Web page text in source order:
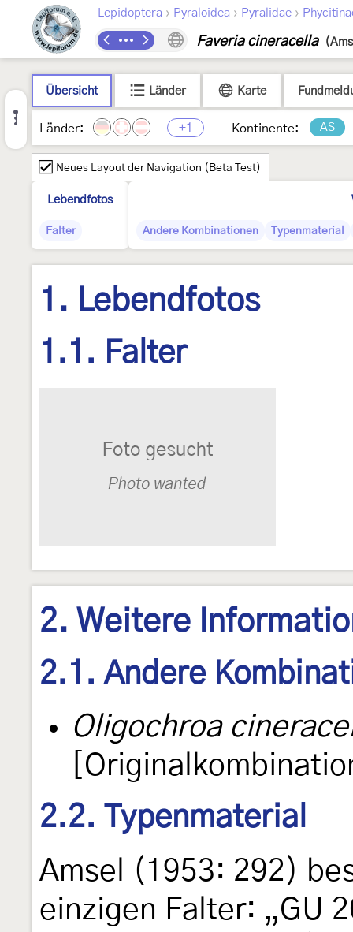
Lepidoptera › Pyraloidea › Pyralidae ›
Faveria cineracella
Übersicht Länder Karte
Länder: +1 Kontinente: AS
Neues Layout der Navigation (Beta Test)
Lebendfotos
Falter Andere Kombinationen Typenmaterial
1. Lebendfotos
1.1. Falter
2. Weitere
2.1. Andere
Oligochroa
2.2. Typenmaterial
Amsel (1953: 292)
einzigen Falter: „GU